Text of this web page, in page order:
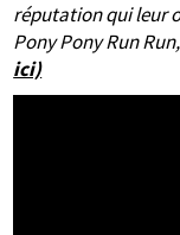
réputation qui leur
Pony Pony Run
ici)